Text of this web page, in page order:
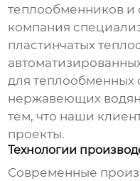
теплообменников и
компания
пластинчатых
для теплообменных
нержавеющих
тем, что наши
проекты.
Технологии
Современные